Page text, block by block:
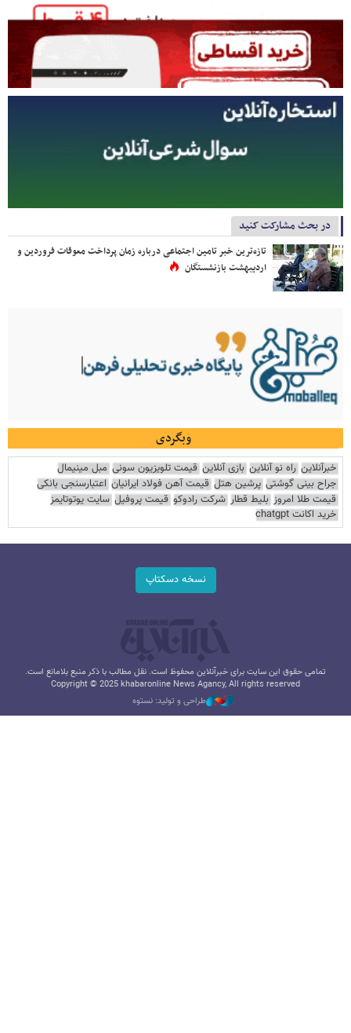
در بحث مشارکت کنید
تازه‌ترین خبر تامین اجتماعی درباره زمان پرداخت معوقات فروردین و
اردیبهشت بازنشستگان
وبگردی
خبرآنلاین راه نو آنلاین بازی آنلاین قیمت تلویزیون سونی مبل مینیمال
جراح بینی گوشتی پرشین هتل قیمت آهن فولاد ایرانیان اعتبارسنجی بانکی
قیمت طلا امروز بلیط قطار شرکت رادوکو قیمت پروفیل سایت یوتوتایمز
خرید اکانت chatgpt
نسخه دسکتاپ
تمامی حقوق این سایت برای خبرآنلاین محفوظ است. نقل مطالب با ذکر منبع بلامانع است.
Copyright © 2025 khabaronline News Agancy, All rights reserved
طراحی و تولید: نستوه